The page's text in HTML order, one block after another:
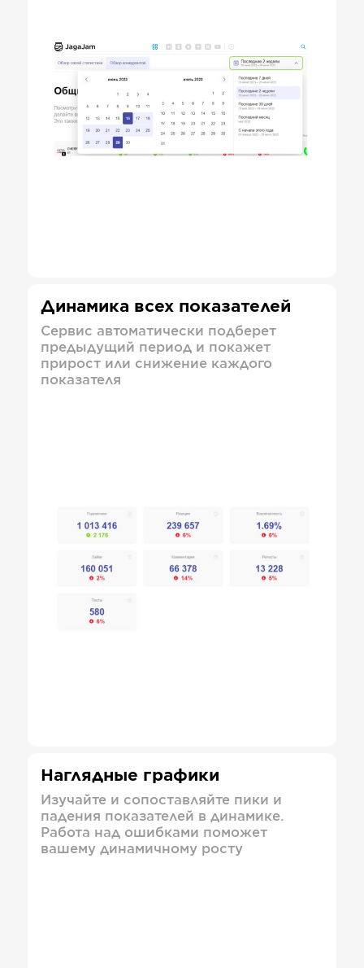
Динамика всех показателей
Сервис автоматически подберет
предыдущий период и покажет
прирост или снижение каждого
показателя
Наглядные графики
Изучайте и сопоставляйте пики и
падения показателей в динамике.
Работа над ошибками поможет
вашему динамичному росту